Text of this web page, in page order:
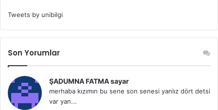
Tweets by unibilgi
Son Yorumlar
ŞADUMNA FATMA sayar
merhaba kızımın bu sene son senesi yanlız dört detsi
var yan...